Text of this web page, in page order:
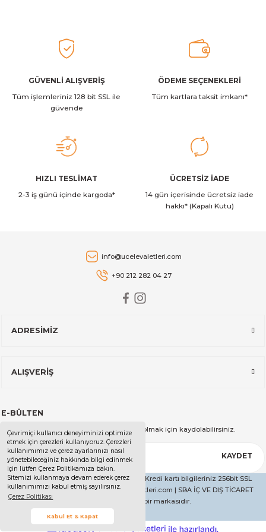
Çevrimiçi kullanıcı deneyiminizi optimize
etmek için çerezleri kullanıyoruz. Çerezleri
kullanımımız ve çerez ayarlarınızı nasıl
yönetebileceğiniz hakkında bilgi edinmek
için lütfen Çerez Politikamıza bakın.
Sitemizi kullanmaya devam ederek çerez
kullanımımızı kabul etmiş sayılırsınız.
Çerez Politikası
Kabul Et & Kapat
Ürün açıklamasında eksik bilgiler bulunuyor.
Ürün bilgilerinde hatalar bulunuyor.
Ürün fiyatı diğer sitelerden daha pahalı.
Bu ürüne benzer farklı alternatifler olmalı.
Stanley
Stanley The Quencher ProTour Flip Straw Tumbler Pipetli
2.349,00 TL
Stanley The AeroLight™ Transit Mug | 0.35L | Dew Drop
Stanley The AeroLight™ Transit Mug | 0.47L | Cranberry
Stanley The All-Day Madeleine Midi Soğutucu Çantası I 14 LT I
14.999,00 TL
Stanley The All-Day Madeleine Midi Soğutucu Çantası I 14 LT I
GÜVENLİ ALIŞVERİŞ
Tüm işlemleriniz 128 bit SSL ile
güvende
ÖDEME SEÇENEKLERİ
Tüm kartlara taksit imkanı*
HIZLI TESLİMAT
2-3 iş günü içinde kargoda*
ÜCRETSİZ İADE
14 gün içerisinde ücretsiz iade
hakkı* (Kapalı Kutu)
info@ucelevaletleri.com
+90 212 282 04 27
ADRESİMİZ
ALIŞVERİŞ
E-BÜLTEN
Kampanya ve duyurularımızdan haberdar olmak için kaydolabilirsiniz.
KAYDET
Copyright 2025 - Tüm Hakları Saklıdır. - Kredi kartı bilgileriniz 256bit SSL
sertifikası ile korunmaktadır. | ucelevaletleri.com | SBA İÇ VE DIŞ TİCARET
LİMİTED ŞİRKETİ'nin bir markasıdır.
e-